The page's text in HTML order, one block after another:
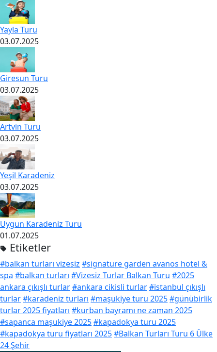
Yayla Turu
03.07.2025
Giresun Turu
03.07.2025
Artvin Turu
03.07.2025
Yeşil Karadeniz
03.07.2025
Uygun Karadeniz Turu
01.07.2025
Etiketler
#balkan turları vizesiz #signature garden avanos hotel &
spa #balkan turları #Vizesiz Turlar Balkan Turu #2025
ankara çıkışlı turlar#ankara cikisli turlar#istanbul çıkışlı
turlar#karadeniz turları #maşukiye turu 2025#günübirlik
turlar 2025 fiyatları #kurban bayramı ne zaman 2025
#sapanca maşukiye 2025#kapadokya turu 2025
#kapadokya turu fiyatları 2025#Balkan Turları Turu 6 Ülke
24 Şehir